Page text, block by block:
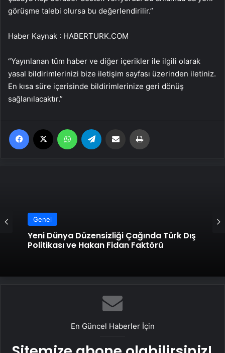
görüşme talebi olursa bu değerlendirilir.”
Haber Kaynak : HABERTURK.COM
“Yayınlanan tüm haber ve diğer içerikler ile ilgili olarak
yasal bildirimlerinizi bize iletişim sayfası üzerinden iletiniz.
En kısa süre içerisinde bildirimlerinize geri dönüş
sağlanılacaktır.”
Facebook WhatsApp Email'den paylaş
Genel
Yeni Dünya Düzensizliği Çağında Türk Dış
Politikası ve Hakan Fidan Faktörü
Genel
Savunma Sanayinde Güncel, Doğru ve
En Güncel Haberler İçin